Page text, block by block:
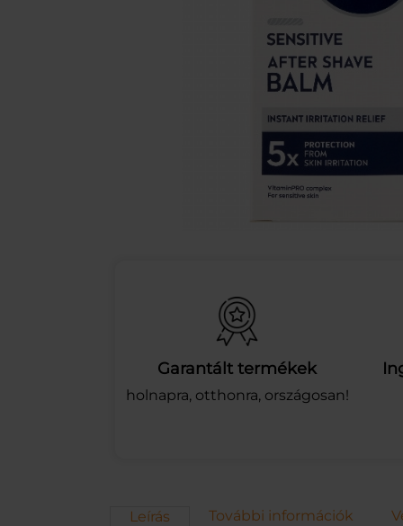
Garantált termékek
holnapra, otthonra, országosan!
Leírás További információk